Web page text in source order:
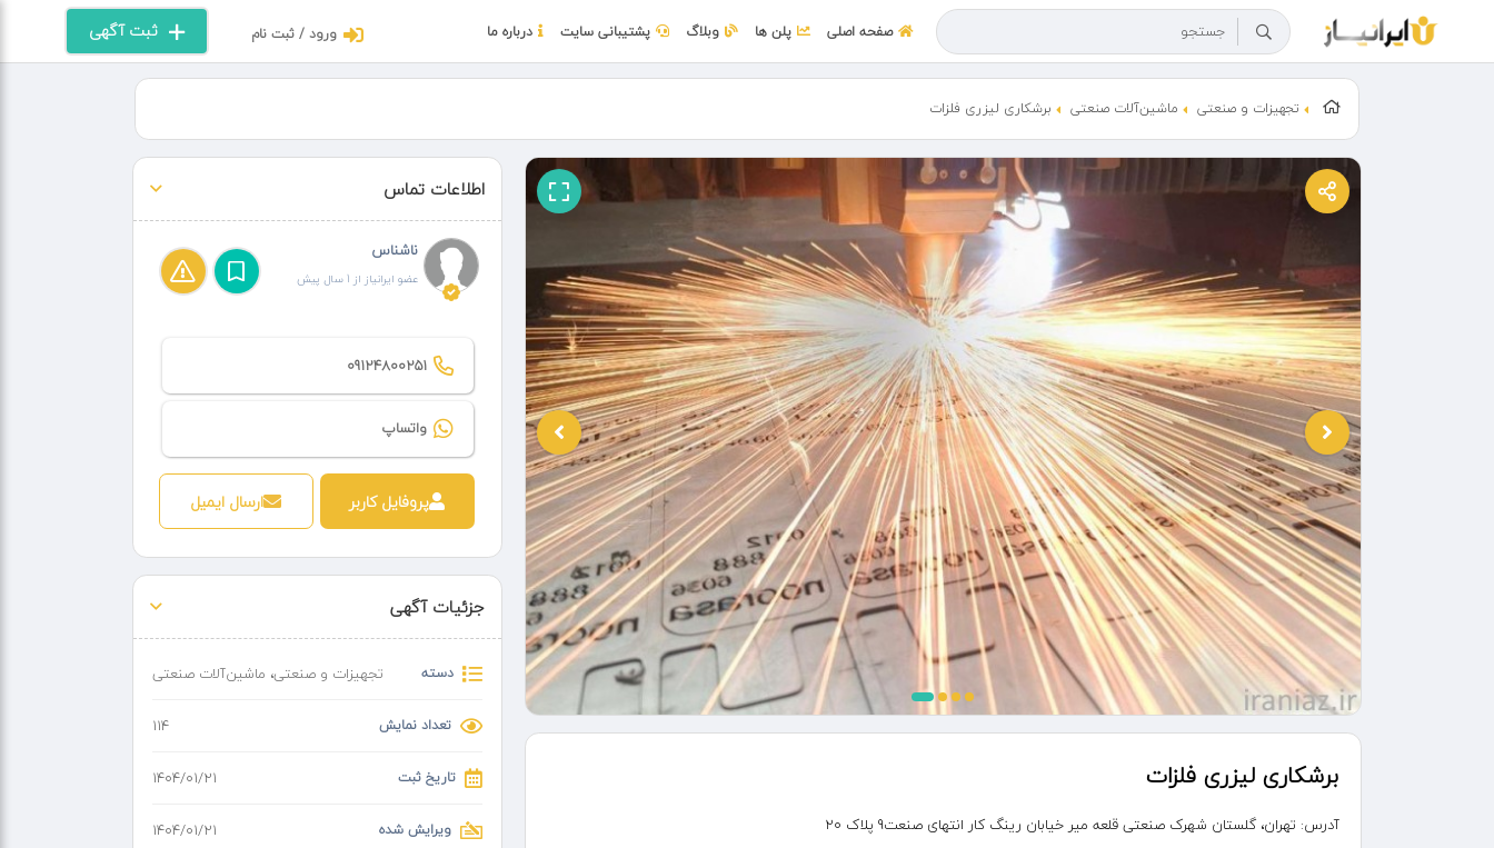
ثبت آگهی ورود / ثبت نام صفحه اصلی پلن ها وبلاگ پشتیبانی سایت درباره ما
تجهیزات و صنعتی ماشین‌آلات صنعتی برشکاری لیزری فلزات
برشکاری لیزری فلزات
آدرس: تهران، گلستان شهرک صنعتی قلعه میر خیابان رینگ کار انتهای صنعت9 پلاک 20
اطلاعات تماس
ناشناس
عضو ایرانیاز از 1 سال پیش
09124800251
واتساپ
پروفایل کاربر ارسال ایمیل
جزئیات آگهی
دسته تجهیزات و صنعتی، ماشین‌آلات صنعتی
تعداد نمایش 114
تاریخ ثبت ۱۴۰۴/۰۱/۲۱
ویرایش شده ۱۴۰۴/۰۱/۲۱